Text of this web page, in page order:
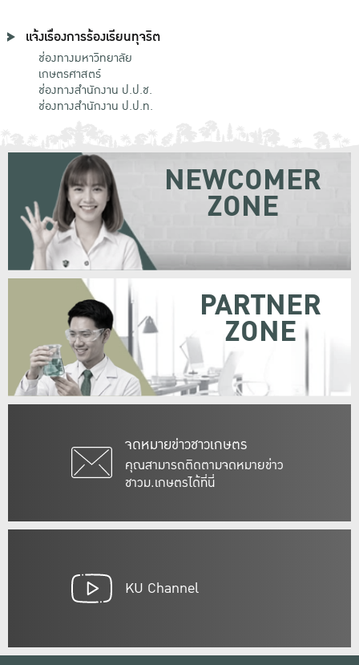
แจ้งเรื่องการร้องเรียนทุจริต
ช่องทางมหาวิทยาลัย
เกษตรศาสตร์
ช่องทางสำนักงาน ป.ป.ช.
ช่องทางสำนักงาน ป.ป.ท.
จดหมายข่าวชาวเกษตร
คุณสามารถติดตามจดหมายข่าว
ชาวม.เกษตรได้ที่นี่
NEWCOMER
ZONE
PARTNER
ZONE
KU Channel